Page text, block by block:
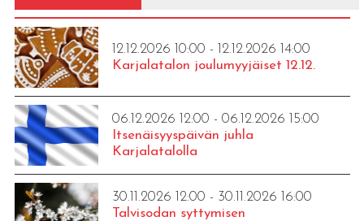
12.12.2026 10:00 - 12.12.2026 14:00
Karjalatalon joulumyyjäiset 12.12.
06.12.2026 12:00 - 06.12.2026 15:00
Itsenäisyyspäivän juhla
Karjalatalolla
30.11.2026 12:00 - 30.11.2026 16:00
Talvisodan syttymisen